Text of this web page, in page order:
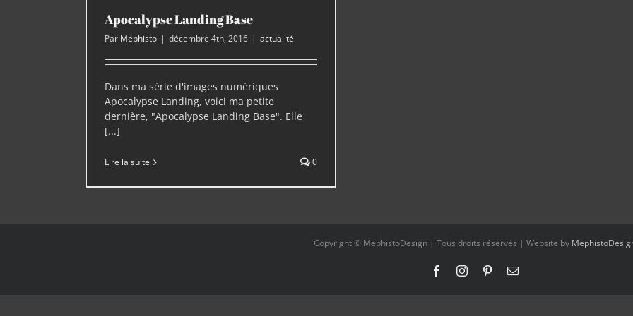
Apocalypse Landing Base
Par Mephisto | décembre 4th, 2016 | actualité
Dans ma série d'images numériques
Apocalypse Landing, voici ma petite
dernière, "Apocalypse Landing Base". Elle
[...]
Lire la suite 0
Copyright © MephistoDesign | Tous droits réservés | Website by
FacebookInstagramPinterestEmail